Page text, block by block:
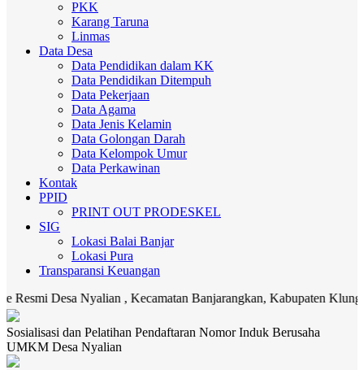
PKK
Karang Taruna
Linmas
Data Desa
Data Pendidikan dalam KK
Data Pendidikan Ditempuh
Data Pekerjaan
Data Agama
Data Jenis Kelamin
Data Golongan Darah
Data Kelompok Umur
Data Perkawinan
Kontak
PPID
PRINT OUT PRODESKEL
SIG
Lokasi Balai Banjar
Lokasi Pura
Transparansi Keuangan
Desa Nyalian , Kecamatan Banjarangkan, Kabupaten Klungkung.
Sosialisasi dan Pelatihan Pendaftaran Nomor Induk Berusaha
UMKM Desa Nyalian